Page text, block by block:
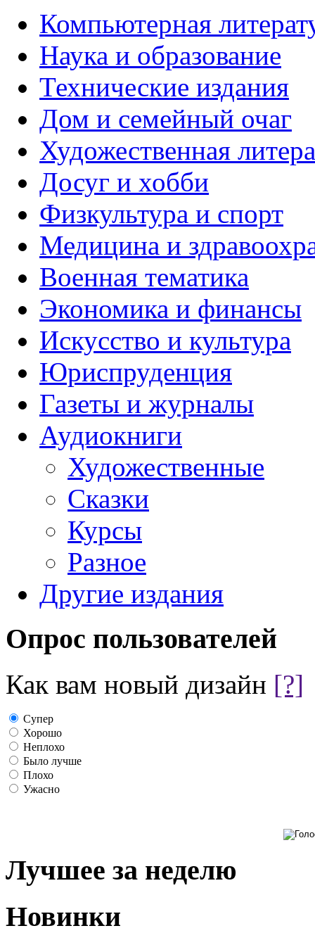
Компьютерная
Наука и образование
Технические издания
Дом и семейный очаг
Художественная
Досуг и хобби
Физкультура и спорт
Медицина и
Военная тематика
Экономика и финансы
Искусство и культура
Юриспруденция
Газеты и журналы
Аудиокниги
Художественные
Сказки
Курсы
Разное
Другие издания
Опрос пользователей
Как вам новый дизайн [?]
Супер
Хорошо
Неплохо
Было лучше
Плохо
Ужасно
Лучшее за неделю
Новинки